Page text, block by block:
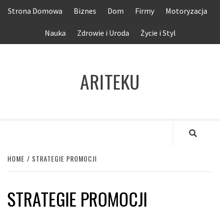
Strona Domowa Biznes Dom Firmy Motoryzacja
Nauka Zdrowie i Uroda Życie i Styl
ARITEKU
HOME STRATEGIE PROMOCJI
STRATEGIE PROMOCJI